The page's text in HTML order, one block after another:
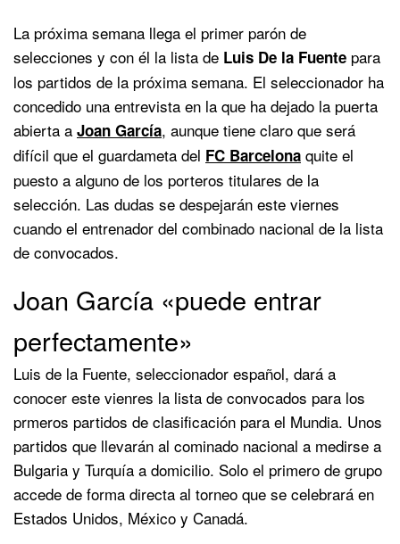
La próxima semana llega el primer parón de
selecciones y con él la lista de Luis De la Fuente para
los partidos de la próxima semana. El seleccionador ha
concedido una entrevista en la que ha dejado la puerta
abierta a Joan García, aunque tiene claro que será
difícil que el guardameta del FC Barcelona quite el
puesto a alguno de los porteros titulares de la
selección. Las dudas se despejarán este viernes
cuando el entrenador del combinado nacional de la lista
de convocados.
Joan García «puede entrar
perfectamente»
Luis de la Fuente, seleccionador español, dará a
conocer este vienres la lista de convocados para los
prmeros partidos de clasificación para el Mundia. Unos
partidos que llevarán al cominado nacional a medirse a
Bulgaria y Turquía a domicilio. Solo el primero de grupo
accede de forma directa al torneo que se celebrará en
Estados Unidos, México y Canadá.